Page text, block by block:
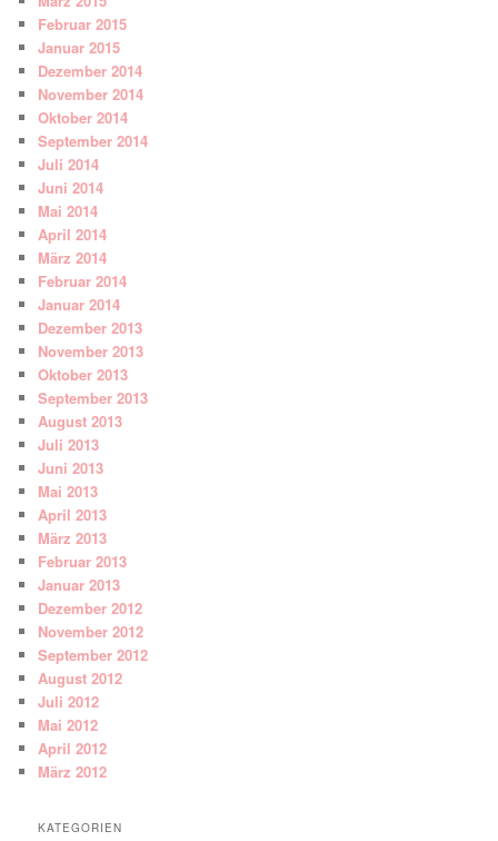
Februar 2015
Januar 2015
Dezember 2014
November 2014
Oktober 2014
September 2014
Juli 2014
Juni 2014
Mai 2014
April 2014
März 2014
Februar 2014
Januar 2014
Dezember 2013
November 2013
Oktober 2013
September 2013
August 2013
Juli 2013
Juni 2013
Mai 2013
April 2013
März 2013
Februar 2013
Januar 2013
Dezember 2012
November 2012
September 2012
August 2012
Juli 2012
Mai 2012
April 2012
März 2012
KATEGORIEN